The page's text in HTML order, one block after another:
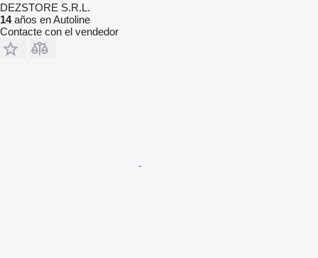
DEZSTORE S.R.L.
14años en Autoline
Contacte con el vendedor